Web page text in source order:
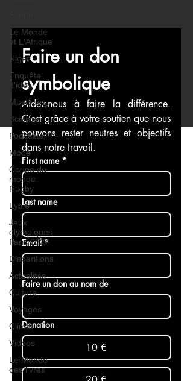
Le Monde
et L'Afrique
Niger
Enquête
d'idée
Musiques
Science
Podcasts
Mode
Coupe du
monde
Rugby
Lybie
Jeux
olympiques
Paris 2024
Disparitions
Actualités
Culture
Voyages
Climat
Vidéos
Le Monde
des livres
Faire un don
symbolique
Aidez-nous à faire la différence.
C’est grâce à votre soutien que nous
pouvons rester neutres et objectifs
dans notre travail.
First name *
Last name
Email *
Faire un don au nom de
Donation
10 €